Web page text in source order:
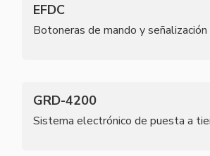
EFDC
Botoneras de mando y señalización
GRD-4200
Sistema electrónico de puesta a